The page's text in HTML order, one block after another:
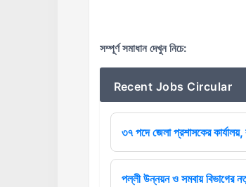
সম্পূর্ণ সমাধান দেখুন নিচে:
Recent Jobs Circular
৩৭ পদে জেলা প্রশাসকের
পল্লী উন্নয়ন ও সমবায় বিভাগের